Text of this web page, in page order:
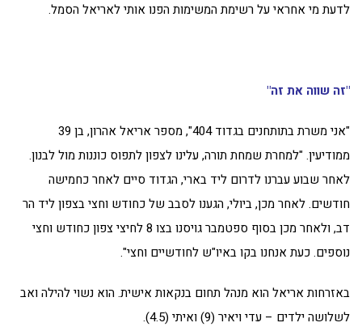
לדעת מי אחראי על רשימת המשימות הפנו אותי לאריאל הסמל.
"זה שווה את זה"
"אני משרת בתותחנים בגדוד 404", מספר אריאל אהרון, בן 39
ממודיעין. "למחרת שמחת תורה, עלינו לצפון לתפוס כוננות מול לבנון.
לאחר שבוע עברנו לדרום ליד בארי, הגדוד סיים לאחר כחמישה
חודשים. לאחר מכן, ביולי, הגענו לסבב של כחודש וחצי בצפון ליד הר
דב, ולאחר מכן בסוף ספטמבר גויסנו בצו 8 לחיצי צפון כחודש וחצי
נוספים. כעת אנחנו בקו באיו"ש לחודשיים וחצי".
באזרחות אריאל הוא מנהל תחום בנקאות אישית. הוא נשוי להילה ואב
לשלושה ילדים – עדי ויאיר (9) ואיתי (4.5).